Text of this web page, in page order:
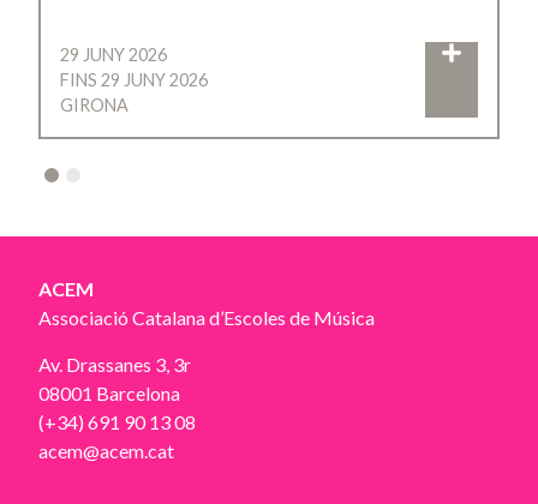
29 JUNY 2026
FINS 29 JUNY 2026
GIRONA
ACEM
Associació Catalana d’Escoles de Música
Av. Drassanes 3, 3r
08001 Barcelona
(+34) 691 90 13 08
acem@acem.cat